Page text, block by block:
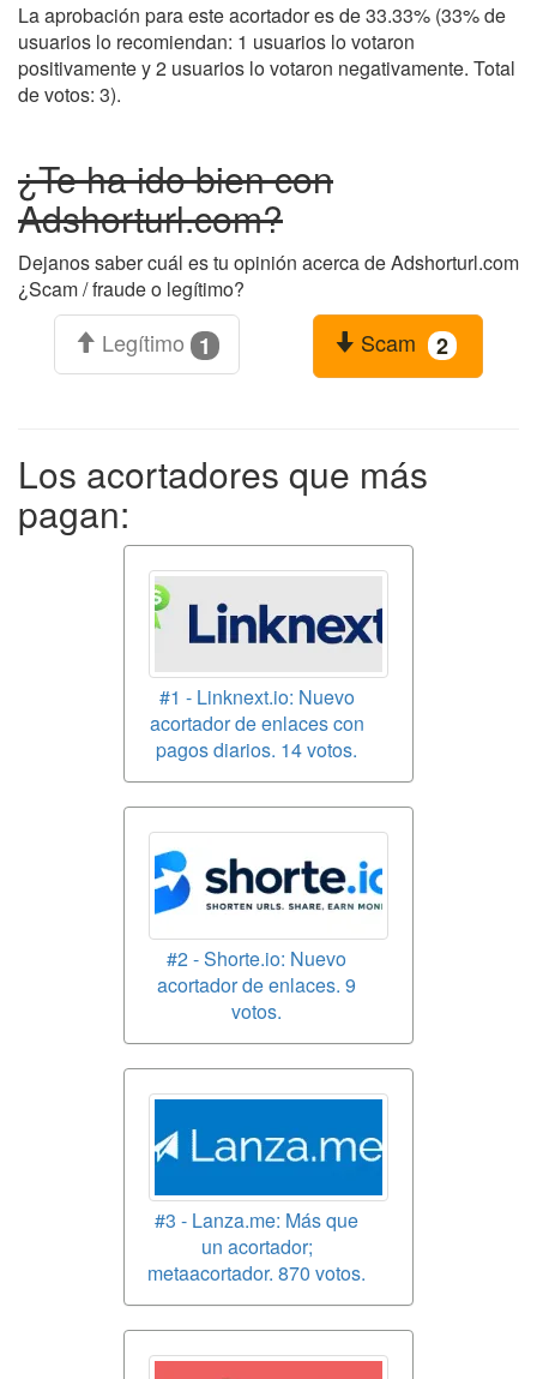
La aprobación para este acortador es de 33.33% (33% de
usuarios lo recomiendan: 1 usuarios lo votaron
positivamente y 2 usuarios lo votaron negativamente. Total
de votos: 3).
¿Te ha ido bien con
Adshorturl.com?
Dejanos saber cuál es tu opinión acerca de Adshorturl.com
¿Scam / fraude o legítimo?
Legítimo 1 Scam 2
Los acortadores que más
pagan:
#1 - Linknext.io: Nuevo
acortador de enlaces con
pagos diarios. 14 votos.
#2 - Shorte.io: Nuevo
acortador de enlaces. 9
votos.
#3 - Lanza.me: Más que
un acortador;
metaacortador. 870 votos.